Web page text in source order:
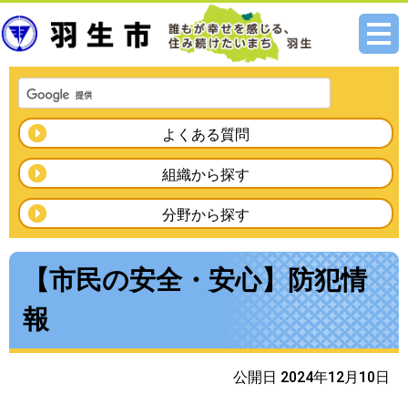
メニ
よくある質問
組織から探す
分野から探す
【市民の安全・安心】防犯情
報
公開日 2024年12月10日